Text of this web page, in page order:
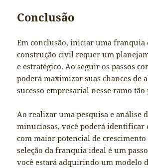
Conclusão
Em conclusão, iniciar uma franquia
construção civil requer um
e estratégico. Ao seguir os passos
poderá maximizar suas chances de
sucesso empresarial nesse ramo
Ao realizar uma pesquisa e análise
minuciosas, você poderá identificar
com maior potencial de crescimento
seleção da franquia ideal é um
você estará adquirindo um modelo